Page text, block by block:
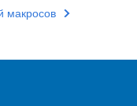
макросов